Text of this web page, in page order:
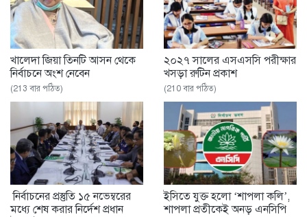
খালেদা জিয়া তিনটি আসন থেকে
নির্বাচনে অংশ নেবেন
(213 বার পঠিত)
২০২৭ সালের এসএসসি পরীক্ষার
খসড়া রুটিন প্রকাশ
(210 বার পঠিত)
নির্বাচনের প্রস্তুতি ১৫ নভেম্বরের
মধ্যে শেষ করার নির্দেশ প্রধান
ইসিতে যুক্ত হলো ‘শাপলা কলি’,
শাপলা প্রতীকেই অনড় এনসিপি